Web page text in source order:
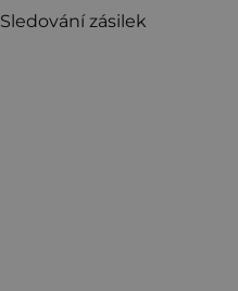
Sledování zásilek